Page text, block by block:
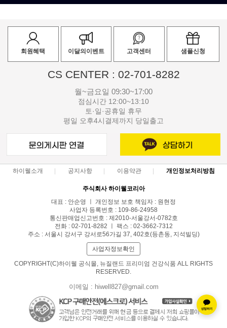
회원혜택 이달의이벤트 고객센터 샘플신청
CS CENTER : 02-701-8282
월~금요일 09:30~17:00
점심시간 12:00~13:10
토·일·공휴일 휴무
평일 오후4시결제까지 당일출고
하이웰소개 공지사항 이용약관 개인정보처리방침
주식회사 하이웰코리아
대표 : 안순영 ㅣ 개인정보 보호 책임자 : 원현정
사업자 등록번호 : 109-86-24958
통신판매업신고번호 : 제2010-서울강서-0782호
전화 : 02-701-8282 ㅣ 팩스 : 02-3662-7312
주소 : 서울시 강서구 강서로56가길 37, 402호(등촌동, 지석빌딩)
사업자정보확인
COPYRIGHT(C)하이웰 공식몰, 뉴질랜드 프리미엄 건강식품 ALL RIGHTS
RESERVED.
이메일 : hiwell827@gmail.com